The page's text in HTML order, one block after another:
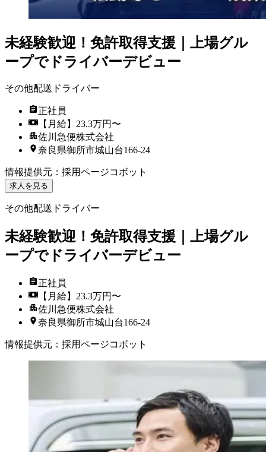
未経験歓迎！免許取得支援｜上場グル
ープでドライバーデビュー
その他配送ドライバー
正社員
【月給】23.3万円〜
佐川急便株式会社
奈良県御所市城山台166-24
情報提供元 ： 採用ページコボット
求人を見る
その他配送ドライバー
未経験歓迎！免許取得支援｜上場グル
ープでドライバーデビュー
正社員
【月給】23.3万円〜
佐川急便株式会社
奈良県御所市城山台166-24
情報提供元 ： 採用ページコボット